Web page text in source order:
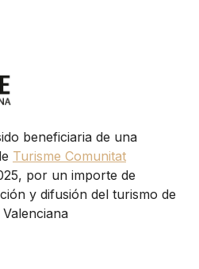
beneficiaria de una
Turisme Comunitat
por un importe de
y difusión del turismo de